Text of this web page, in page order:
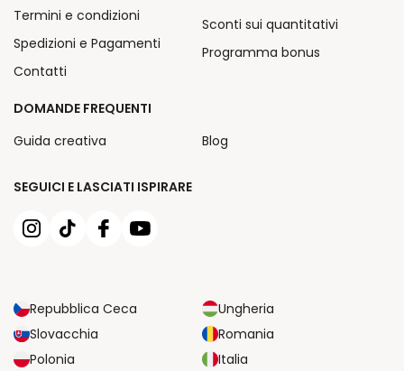
SEGUICI E LASCIATI ISPIRARE
Repubblica Ceca
Ungheria
Slovacchia
Romania
Polonia
Italia
Termini e condizioni
Spedizioni e Pagamenti
Contatti
Sconti sui quantitativi
Programma bonus
DOMANDE FREQUENTI
Guida creativa
Blog